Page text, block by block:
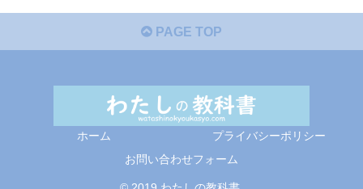
PAGE TOP
ホーム
プライバシーポリシー
お問い合わせフォーム